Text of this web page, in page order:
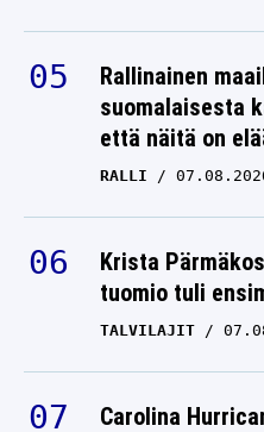
Rallinainen
suomalaisesta
että näitä on
RALLI
Krista
tuomio tuli
TALVILAJIT
Carolina